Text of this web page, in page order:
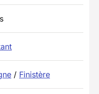
/ Finistère